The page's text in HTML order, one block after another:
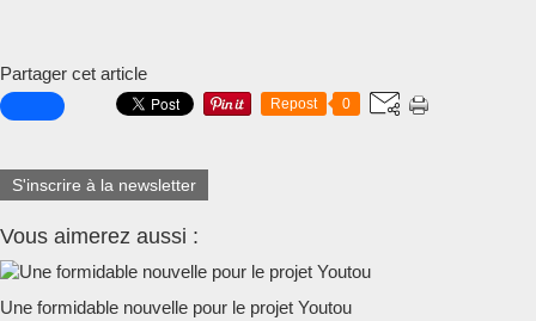
Partager cet article
Repost 0
S'inscrire à la newsletter
Vous aimerez aussi :
Une formidable nouvelle pour le projet Youtou